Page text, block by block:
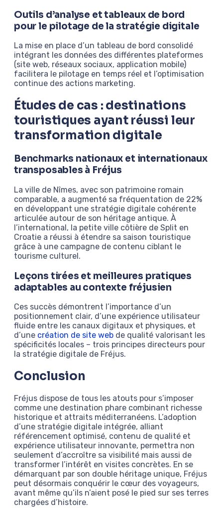
Outils d’analyse et tableaux de bord
pour le pilotage de la stratégie digitale
La mise en place d’un tableau de bord consolidé
intégrant les données des différentes plateformes
(site web, réseaux sociaux, application mobile)
facilitera le pilotage en temps réel et l’optimisation
continue des actions marketing.
Études de cas : destinations
touristiques ayant réussi leur
transformation digitale
Benchmarks nationaux et internationaux
transposables à Fréjus
La ville de Nîmes, avec son patrimoine romain
comparable, a augmenté sa fréquentation de 22%
en développant une stratégie digitale cohérente
articulée autour de son héritage antique. À
l’international, la petite ville côtière de Split en
Croatie a réussi à étendre sa saison touristique
grâce à une campagne de contenu ciblant le
tourisme culturel.
Leçons tirées et meilleures pratiques
adaptables au contexte fréjusien
Ces succès démontrent l’importance d’un
positionnement clair, d’une expérience utilisateur
fluide entre les canaux digitaux et physiques, et
d’une création de site web de qualité valorisant les
spécificités locales – trois principes directeurs pour
la stratégie digitale de Fréjus.
Conclusion
Fréjus dispose de tous les atouts pour s’imposer
comme une destination phare combinant richesse
historique et attraits méditerranéens. L’adoption
d’une stratégie digitale intégrée, alliant
référencement optimisé, contenu de qualité et
expérience utilisateur innovante, permettra non
seulement d’accroître sa visibilité mais aussi de
transformer l’intérêt en visites concrètes. En se
démarquant par son double héritage unique, Fréjus
peut désormais conquérir le cœur des voyageurs,
avant même qu’ils n’aient posé le pied sur ses terres
chargées d’histoire.